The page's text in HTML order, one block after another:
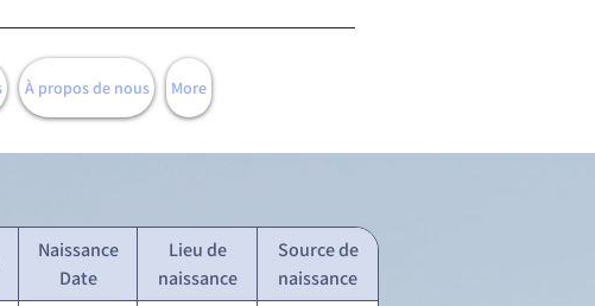
À propos de nous More
Naissance
Date
Lieu de
naissance
Source de
naissance